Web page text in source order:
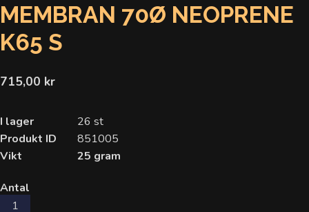
MEMBRAN 70Ø NEOPRENE
K65 S
715,00 kr
I lager
26 st
Produkt ID
851005
Vikt
25 gram
Antal